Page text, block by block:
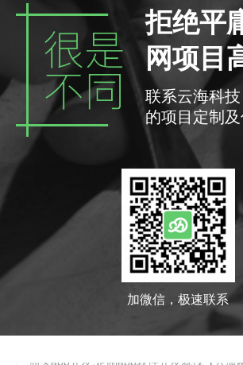
拒绝平
网项目
联系云海科
的项目定制及
加微信，极速联系
如何制作一款合格的小程序？
汕头网络科技有限公司，云海网络科技有
汕头网站建设公司那家好，网站建设找云海
汕头大型互联网公司，请找云海网络科技
汕头有那些科技公司，请找云海网络科技
汕头互联网公司排名
汕头网站建设告诉你中小企业网站建设需
汕头线上报备,汕头线上报备小程序开发就找
汕头网站制作方案，网站建设时要注意有